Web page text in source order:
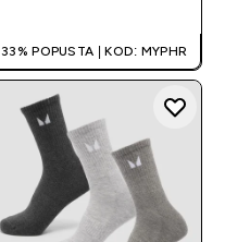
33% POPUSTA | KOD: MYPHR